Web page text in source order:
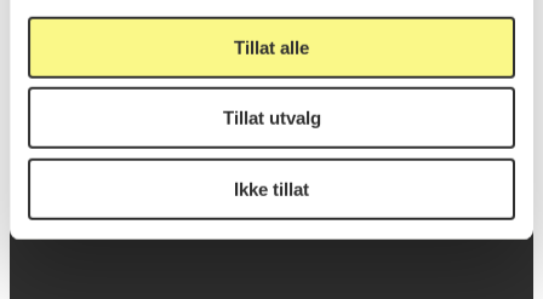
Tillat alle
Tillat utvalg
Ikke tillat
St. Olavs plass
post@koro.no